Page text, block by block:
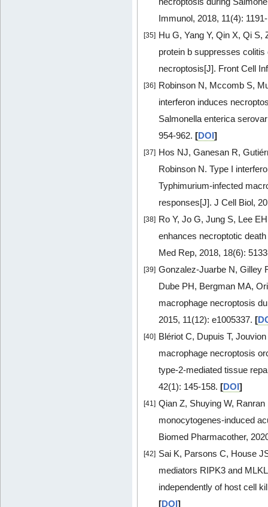
Immunol, 2018, 11(4):
[35] Hu G, Yang Y, Qin X, Qi S,
protein b suppresses
necroptosis[J]. Front Cell
[36] Robinson N, Mccomb S,
interferon induces
Salmonella enterica
954-962. [DOI]
[37] Hos NJ, Ganesan R,
Robinson N. Type I
Typhimurium-infected
responses[J]. J Cell Biol,
[38] Ro Y, Jo G, Jung S, Lee
enhances necroptotic
Med Rep, 2018, 18(6):
[39] Gonzalez-Juarbe N, Gilley
Dube PH, Bergman MA,
macrophage necroptosis
2015, 11(12): e1005337. [
[40] Blériot C, Dupuis T,
macrophage necroptosis
type-2-mediated tissue
42(1): 145-158. [DOI]
[41] Qian Z, Shuying W,
monocytogenes-induced
Biomed Pharmacother,
[42] Sai K, Parsons C, House
mediators RIPK3 and
independently of host cell
[DOI]